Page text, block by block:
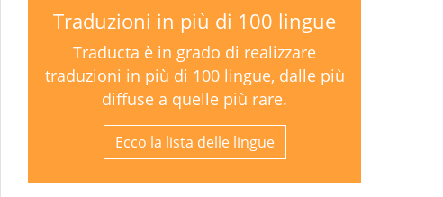
Traduzioni in più di 100 lingue
Traducta è in grado di realizzare
traduzioni in più di 100 lingue, dalle più
diffuse a quelle più rare.
Ecco la lista delle lingue